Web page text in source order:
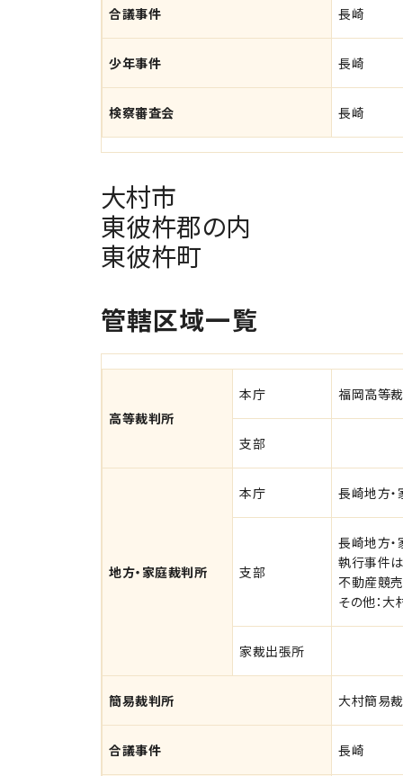
合議事件 長崎
少年事件 長崎
検察審査会 長崎
大村市
東彼杵郡の内
東彼杵町
管轄区域一覧
高等裁判所
本庁 福岡高等
支部
地方・家庭裁判所
本庁 長崎地方
支部
長崎地方
執行事件
不動産競
その他：大
家裁出張所
簡易裁判所 大村簡易
合議事件 長崎